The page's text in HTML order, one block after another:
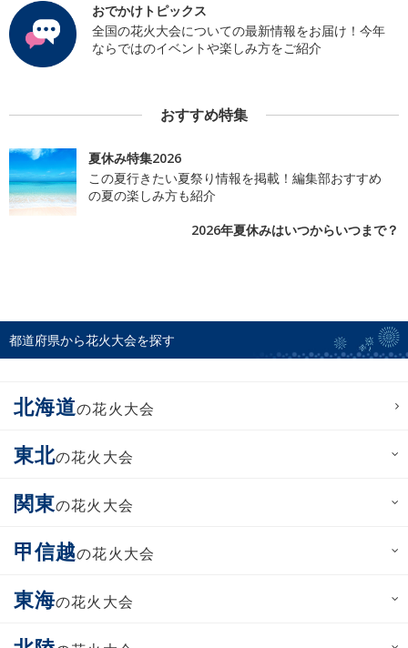
おでかけトピックス
全国の花火大会についての最新情報をお届け！今年
ならではのイベントや楽しみ方をご紹介
おすすめ特集
夏休み特集2026
この夏行きたい夏祭り情報を掲載！編集部おすすめ
の夏の楽しみ方も紹介
2026年夏休みはいつからいつまで？
都道府県から花火大会を探す
北海道の花火大会
東北の花火大会
関東の花火大会
甲信越の花火大会
東海の花火大会